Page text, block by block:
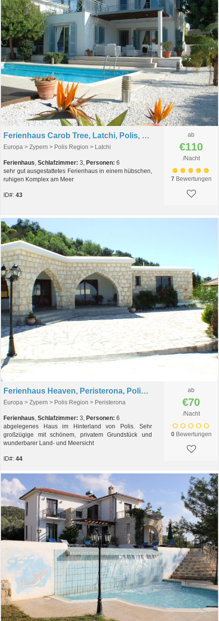
Ferienhaus Carob Tree, Latchi, Polis, Zypern
Europa > Zypern > Polis Region > Latchi
Ferienhaus, Schlafzimmer: 3, Personen: 6
sehr gut ausgestattetes Ferienhaus in einem hübschen,
ruhigen Komplex am Meer
ID#: 43
ab
€110
/Nacht
7 Bewertungen
Ferienhaus Heaven, Peristerona, Polis, Zypern
Europa > Zypern > Polis Region > Peristerona
Ferienhaus, Schlafzimmer: 3, Personen: 6
abgelegenes Haus im Hinterland von Polis. Sehr
großzügige mit schönem, privatem Grundstück und
wunderbarer Land- und Meersicht
ID#: 44
ab
€70
/Nacht
0Bewertungen